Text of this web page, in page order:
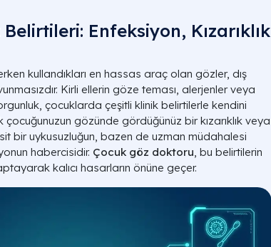
Enfeksiyon, Kızarıklık
kullandıkları en hassas araç olan gözler, dış
Kirli ellerin göze teması, alerjenler veya
çocuklarda çeşitli klinik belirtilerle kendini
gözünde gördüğünüz bir kızarıklık veya
bir uykusuzluğun, bazen de uzman müdahalesi
habercisidir. Çocuk göz doktoru, bu belirtilerin
kalıcı hasarların önüne geçer.